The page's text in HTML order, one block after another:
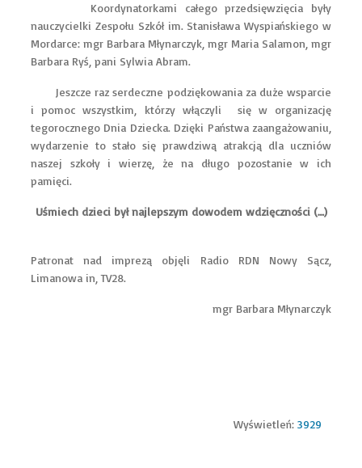
Koordynatorkami całego przedsięwzięcia były
nauczycielki Zespołu Szkół im. Stanisława Wyspiańskiego w
Mordarce: mgr Barbara Młynarczyk, mgr Maria Salamon, mgr
Barbara Ryś, pani Sylwia Abram.
Jeszcze raz serdeczne podziękowania za duże wsparcie
i pomoc wszystkim, którzy włączyli się w organizację
tegorocznego Dnia Dziecka. Dzięki Państwa zaangażowaniu,
wydarzenie to stało się prawdziwą atrakcją dla uczniów
naszej szkoły i wierzę, że na długo pozostanie w ich
pamięci.
Uśmiech dzieci był najlepszym dowodem wdzięczności (…)
Patronat nad imprezą objęli Radio RDN Nowy Sącz,
Limanowa in, TV28.
mgr Barbara Młynarczyk
Wyświetleń:3929